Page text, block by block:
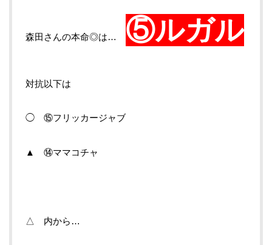
森田さんの本命◎は… ⑤ルガル
対抗以下は
◯ ⑮フリッカージャブ
▲ ⑭ママコチャ
△ 内から…